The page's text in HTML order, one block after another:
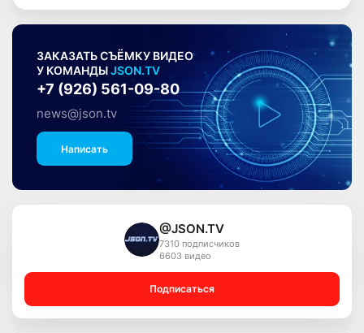
ЗАКАЗАТЬ СЪЁМКУ ВИДЕО
У КОМАНДЫJSON.TV
+7 (926) 561-09-80
news@json.tv
Написать
@JSON.TV
7310 подписчиков
6603 видео
Подписаться